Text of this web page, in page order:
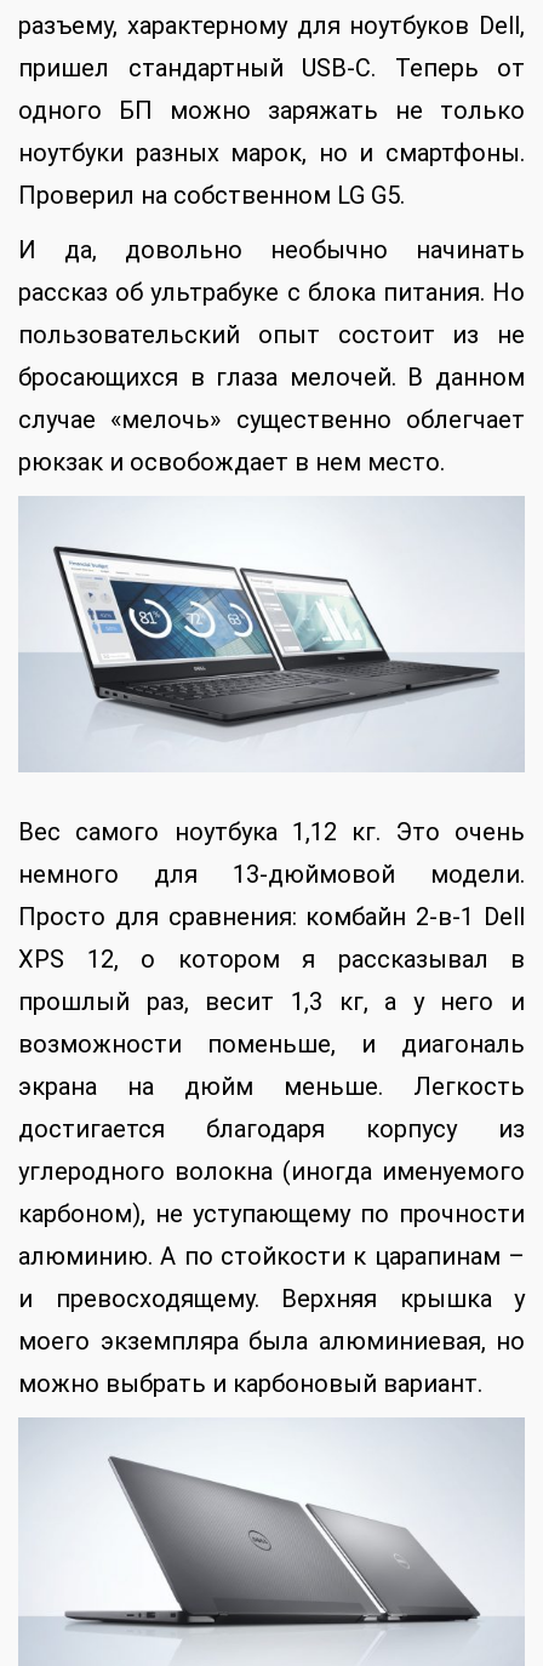
разъему, характерному для ноутбуков Dell,
пришел стандартный USB-C. Теперь от
одного БП можно заряжать не только
ноутбуки разных марок, но и смартфоны.
Проверил на собственном LG G5.
И да, довольно необычно начинать
рассказ об ультрабуке с блока питания. Но
пользовательский опыт состоит из не
бросающихся в глаза мелочей. В данном
случае «мелочь» существенно облегчает
рюкзак и освобождает в нем место.
Вес самого ноутбука 1,12 кг. Это очень
немного для 13-дюймовой модели.
Просто для сравнения: комбайн 2-в-1 Dell
XPS 12, о котором я рассказывал в
прошлый раз, весит 1,3 кг, а у него и
возможности поменьше, и диагональ
экрана на дюйм меньше. Легкость
достигается благодаря корпусу из
углеродного волокна (иногда именуемого
карбоном), не уступающему по прочности
алюминию. А по стойкости к царапинам –
и превосходящему. Верхняя крышка у
моего экземпляра была алюминиевая, но
можно выбрать и карбоновый вариант.